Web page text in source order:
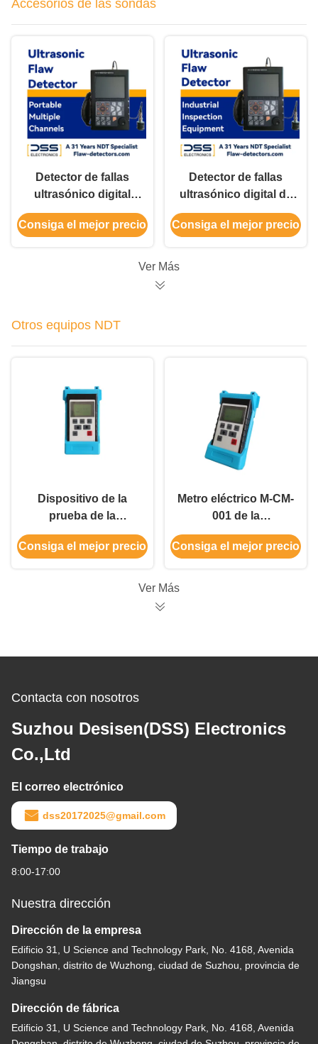
Accesorios de las sondas
Detector de fallas
ultrasónico digital
completo para la
detección de grietas
Consiga el mejor precio
Detector de fallas
ultrasónico digital de
alto rendimiento de
automatización
Consiga el mejor precio
Ver Más
Otros equipos NDT
Dispositivo de la
prueba de la
conductividad
eléctrica del
Consiga el mejor precio
Metro eléctrico M-CM-
001 de la
conductividad del
metal del USB
Consiga el mejor precio
Ver Más
Contacta con nosotros
Suzhou Desisen(DSS) Electronics
Co.,Ltd
El correo electrónico
dss20172025@gmail.com
Tiempo de trabajo
8:00-17:00
Nuestra dirección
Dirección de la empresa
Edificio 31, U Science and Technology Park, No. 4168, Avenida
Dongshan, distrito de Wuzhong, ciudad de Suzhou, provincia de
Jiangsu
Dirección de fábrica
Edificio 31, U Science and Technology Park, No. 4168, Avenida